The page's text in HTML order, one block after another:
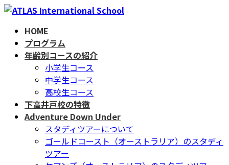
コ
ナ
HOME
プログラム
年齢別コースの紹介
小学生コース
中学生コース
高校生コース
下高井戸校の特徴
Adventure Down Under
スタディツアーについて
ゴールドコースト（オーストラリア）のスタディ
ツアー